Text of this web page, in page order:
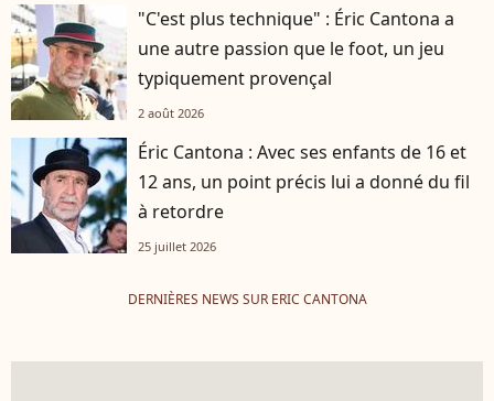
"C'est plus technique" : Éric Cantona a
une autre passion que le foot, un jeu
typiquement provençal
2 août 2026
Éric Cantona : Avec ses enfants de 16 et
12 ans, un point précis lui a donné du fil
à retordre
25 juillet 2026
DERNIÈRES NEWS SUR ERIC CANTONA